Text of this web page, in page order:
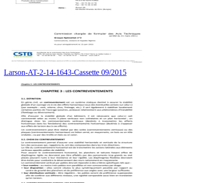
Larson-AT-2-14-1643-Cassette 09/2015